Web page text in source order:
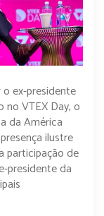
ex-presidente
no VTEX Day, o
da América
ilustre
participação de
presidente da